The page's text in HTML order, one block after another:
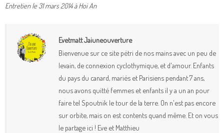
Entretien le 31 mars 2014 à Hoi An
Evetmatt Jaiuneouverture
Bienvenue sur ce site pétri de nos mains avec un peu de
levain, de connexion cyclothymique, et d'amour. Enfants
du pays du canard, mariés et Parisiens pendant 7 ans,
nous avons quitté femmes et enfants il y a un an pour
faire tel Spoutnik le tour de la terre. On n'est pas encore
sur orbite, mais on est contents quand même. Et on vous
le partage ici ! Eve et Matthieu